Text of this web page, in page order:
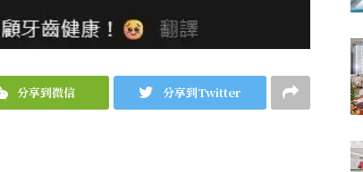
分享到微信 分享到Twitter